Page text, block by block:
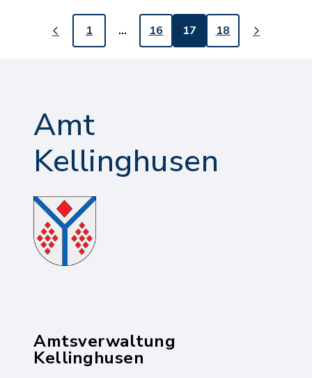
1 … 16 17 18
Amt
Kellinghusen
Amtsverwaltung
Kellinghusen